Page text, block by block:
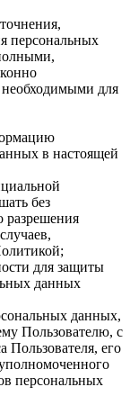
персональных
для
в настоящей
без
разрешения
для защиты
данных
данных,
Пользователю, с
Пользователя, его
персональных